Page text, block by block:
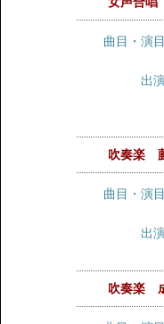
曲目・演目
出
吹奏楽
曲目・演目
出
吹奏楽